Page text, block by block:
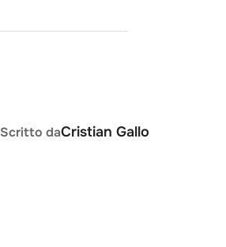
Scritto daCristian Gallo